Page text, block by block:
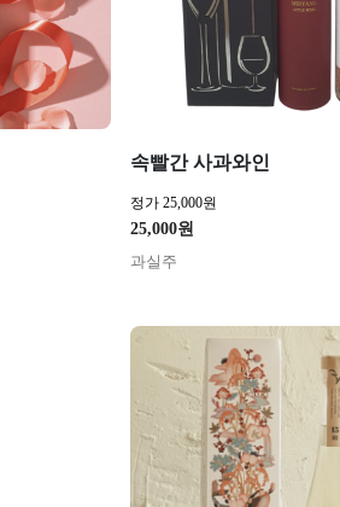
속빨간 사과와인
정가 25,000원
25,000원
과실주